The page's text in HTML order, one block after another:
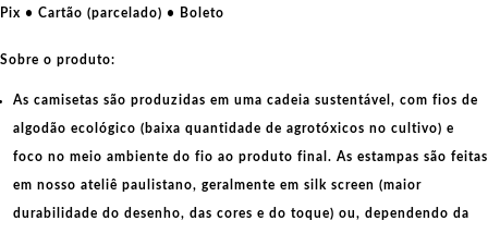
Porcos
Mira
Pix • Cartão (parcelado) • Boleto
Sobre o produto:
As camisetas são produzidas em uma cadeia sustentável, com fios de
algodão ecológico (baixa quantidade de agrotóxicos no cultivo) e
foco no meio ambiente do fio ao produto final. As estampas são feitas
em nosso ateliê paulistano, geralmente em silk screen (maior
durabilidade do desenho, das cores e do toque) ou, dependendo da